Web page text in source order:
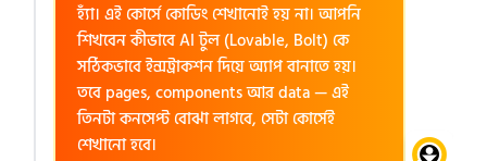
হ্যাঁ। এই কোর্সে কোডিং শেখানোই হয় না। আপনি
শিখবেন কীভাবে AI টুল (Lovable, Bolt) কে
সঠিকভাবে ইন্সট্রাকশন দিয়ে অ্যাপ বানাতে হয়।
তবে pages, components আর data — এই
তিনটা কনসেপ্ট বোঝা লাগবে, সেটা কোর্সেই
শেখানো হবে।